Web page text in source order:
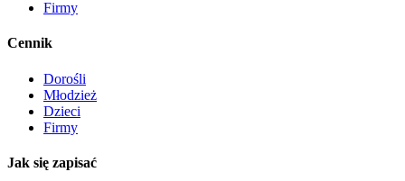
Firmy
Cennik
Dorośli
Młodzież
Dzieci
Firmy
Jak się zapisać